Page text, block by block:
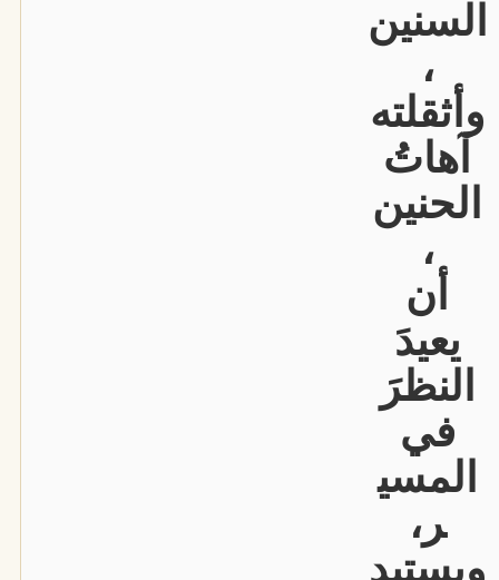
السنين
،
وأثقلته
آهاتُ
الحنين
،
أن
يعيدَ
النظرَ
في
المسي
ر،
ويستبد